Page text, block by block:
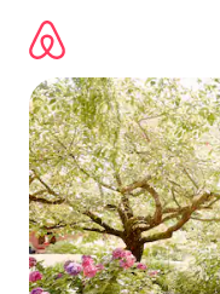
obsah.